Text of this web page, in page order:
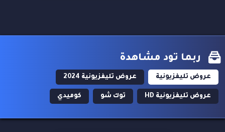
ربما تود مشاهدة
عروض تليفزيونية عروض تليفزيونية 2024
عروض تليفزيونية HD توك شو كوميدي